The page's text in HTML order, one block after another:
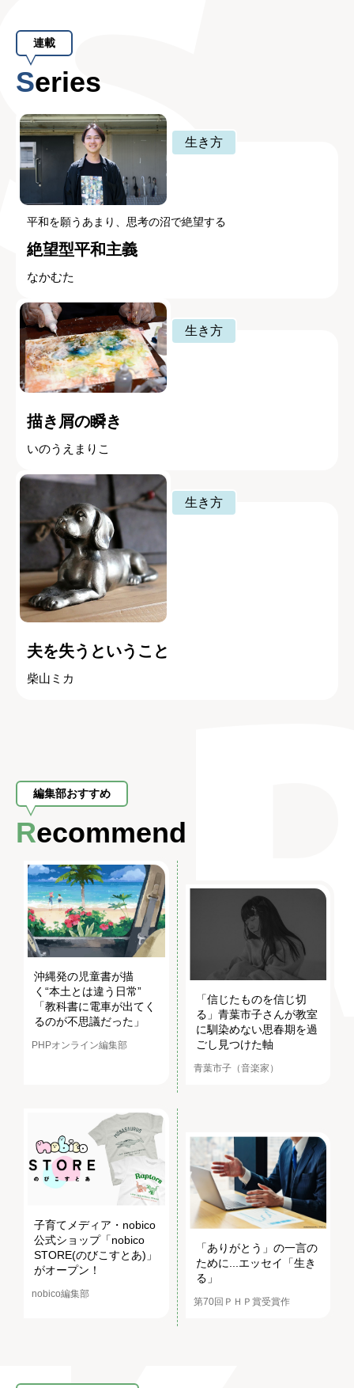
連載
Series
生き方
平和を願うあまり、思考の沼で絶望する
絶望型平和主義
なかむた
生き方
描き屑の瞬き
いのうえまりこ
生き方
夫を失うということ
柴山ミカ
編集部おすすめ
Recommend
沖縄発の児童書が描
く“本土とは違う日常”
「教科書に電車が出てく
るのが不思議だった」
PHPオンライン編集部
「信じたものを信じ切
る」青葉市子さんが教室
に馴染めない思春期を過
ごし見つけた軸
青葉市子（音楽家）
子育てメディア・nobico
公式ショップ「nobico
STORE(のびこすとあ)」
がオープン！
nobico編集部
「ありがとう」の一言の
ために...エッセイ「生き
る」
第70回ＰＨＰ賞受賞作